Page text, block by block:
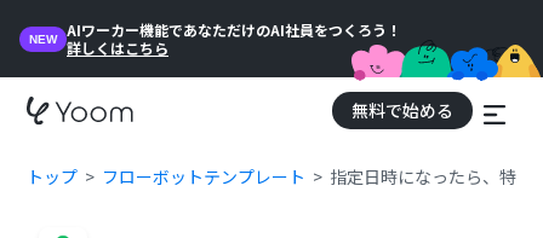
NEW
AIワーカー機能であなただけのAI社員をつくろう！
詳しくはこちら
無料で始める
トップ フローボットテンプレート 指定日時になったら、特